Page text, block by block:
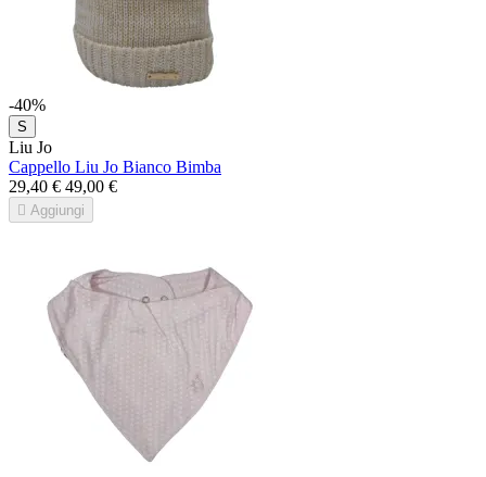
-40%
S
Liu Jo
Cappello Liu Jo Bianco Bimba
29,40 € 49,00 €
 Aggiungi